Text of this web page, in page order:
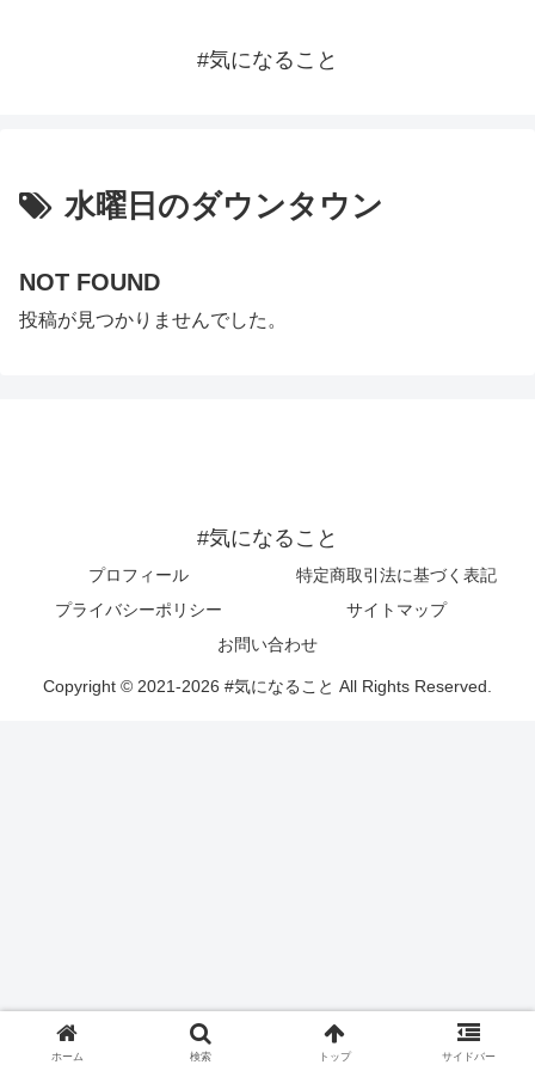
#気になること
水曜日のダウンタウン
NOT FOUND
投稿が見つかりませんでした。
#気になること
プロフィール
特定商取引法に基づく表記
プライバシーポリシー
サイトマップ
お問い合わせ
Copyright © 2021-2026 #気になること All Rights Reserved.
ホーム 検索 トップ サイドバー